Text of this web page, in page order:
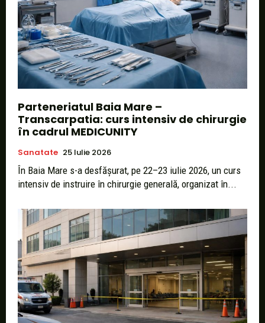
Parteneriatul Baia Mare –
Transcarpatia: curs intensiv de chirurgie
în cadrul MEDICUNITY
Sanatate 25 Iulie 2026
În Baia Mare s-a desfășurat, pe 22–23 iulie 2026, un curs
intensiv de instruire în chirurgie generală, organizat în...